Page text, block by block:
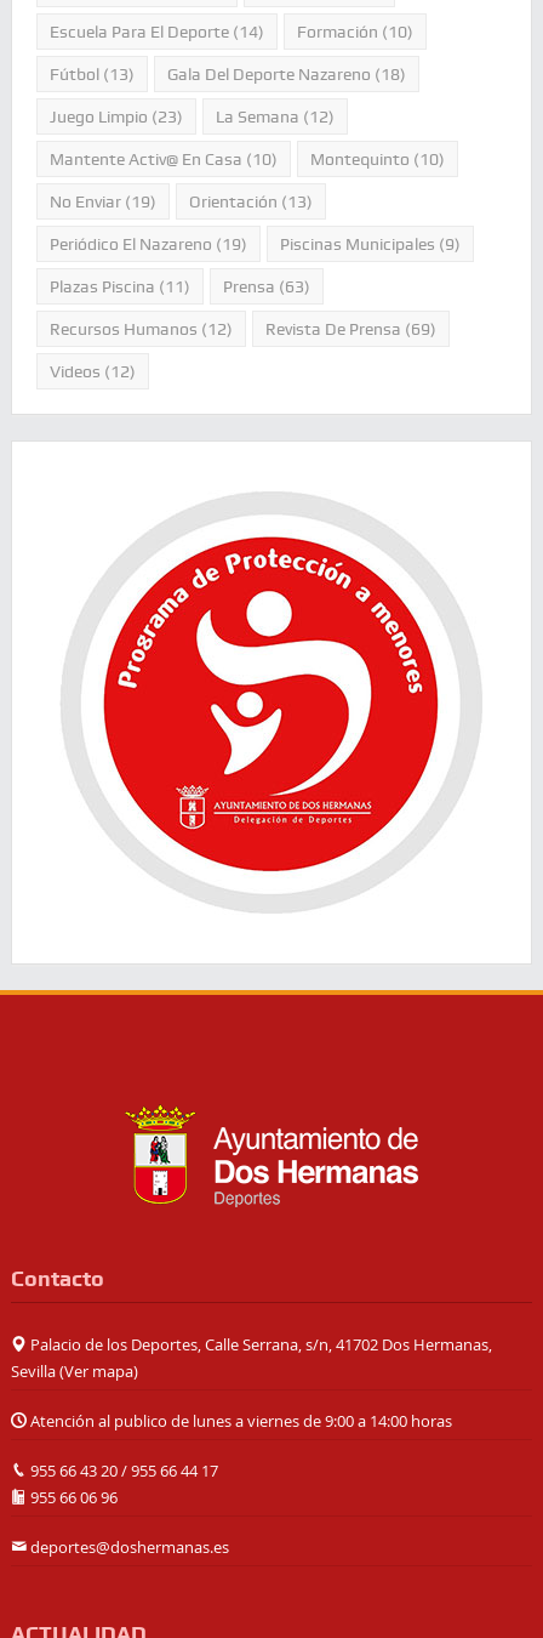
Escuela Para El Deporte(14) Formación (10)
Fútbol(13) Gala Del Deporte Nazareno (18)
Juego Limpio (23) La Semana (12)
Mantente Activ@ En Casa (10) Montequinto (10)
No Enviar(19) Orientación (13)
Periódico El Nazareno (19) Piscinas Municipales (9)
Plazas Piscina (11) Prensa (63)
Recursos Humanos (12) Revista De Prensa (69)
Videos (12)
Contacto
Palacio de los Deportes, Calle Serrana, s/n, 41702 Dos Hermanas,
Sevilla (Ver mapa)
Atención al publico de lunes a viernes de 9:00 a 14:00 horas
955 66 43 20/955 66 44 17
955 66 06 96
deportes@doshermanas.es